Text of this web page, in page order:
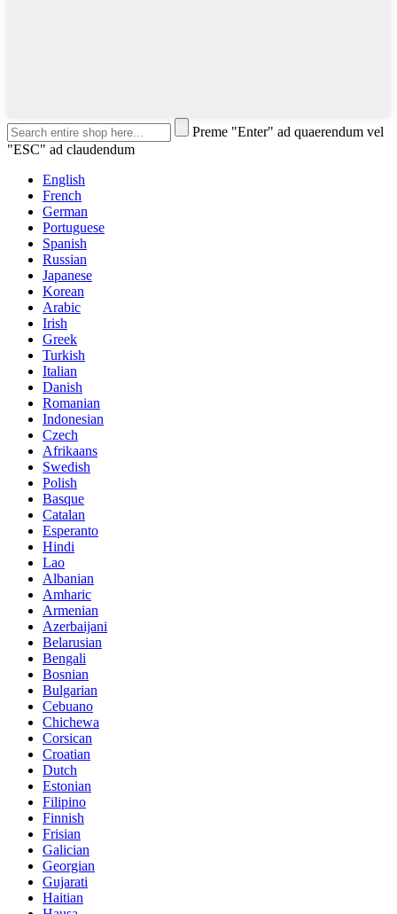
Preme "Enter" ad quaerendum vel
"ESC" ad claudendum
English
French
German
Portuguese
Spanish
Russian
Japanese
Korean
Arabic
Irish
Greek
Turkish
Italian
Danish
Romanian
Indonesian
Czech
Afrikaans
Swedish
Polish
Basque
Catalan
Esperanto
Hindi
Lao
Albanian
Amharic
Armenian
Azerbaijani
Belarusian
Bengali
Bosnian
Bulgarian
Cebuano
Chichewa
Corsican
Croatian
Dutch
Estonian
Filipino
Finnish
Frisian
Galician
Georgian
Gujarati
Haitian